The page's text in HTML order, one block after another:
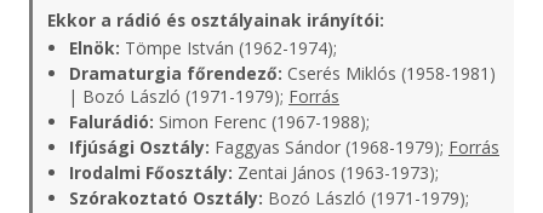
Ekkor a rádió és osztályainak irányítói:
Elnök: Tömpe István (1962-1974);
Dramaturgia főrendező: Cserés Miklós (1958-1981)
| Bozó László (1971-1979); Forrás
Falurádió: Simon Ferenc (1967-1988);
Ifjúsági Osztály: Faggyas Sándor (1968-1979); Forrás
Irodalmi Főosztály: Zentai János (1963-1973);
Szórakoztató Osztály: Bozó László (1971-1979);